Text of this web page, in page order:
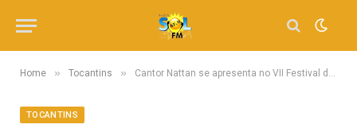
Home » Tocantins » Cantor Nattan se apresenta no VII Festival do Chambari; veja programação
TOCANTINS